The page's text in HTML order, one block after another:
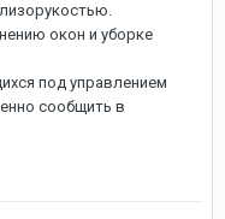
окон и уборке
под управлением
сообщить в